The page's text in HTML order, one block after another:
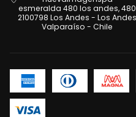
esmeralda 480 los andes, 480
2100798 Los Andes - Los Andes
Valparaíso - Chile